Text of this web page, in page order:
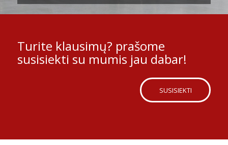
Turite klausimų? prašome
susisiekti su mumis jau dabar!
SUSISIEKTI